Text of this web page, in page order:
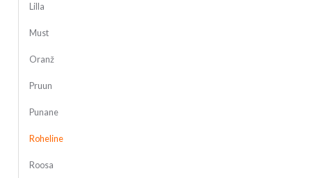
Lilla
Must
Oranž
Pruun
Punane
Roheline
Roosa